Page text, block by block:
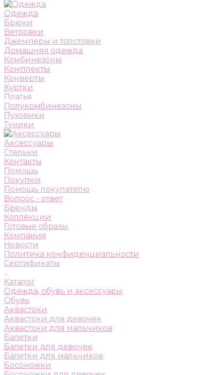
Одежда
Брюки
Ветровки
Джемперы и толстовки
Домашняя одежда
Комбинезоны
Комплекты
Конверты
Куртки
Платья
Полукомбинезоны
Пуховики
Туники
Аксессуары
Стельки
Контакты
Помощь
Покупки
Помощь покупателю
Вопрос - ответ
Бренды
Коллекции
Готовые образы
Компания
Новости
Политика конфиденциальности
Сертификаты
...
Каталог
Одежда, обувь и аксессуары
Обувь
Аквастоки
Аквастоки для девочек
Аквастоки для мальчиков
Балетки
Балетки для девочек
Балетки для мальчиков
Босоножки